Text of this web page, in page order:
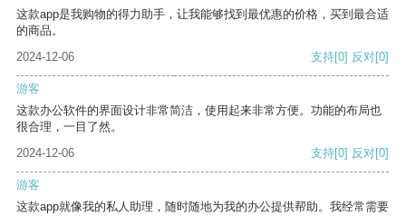
这款app是我购物的得力助手，让我能够找到最优惠的价格，买到最合适
的商品。
2024-12-06
支持[0] 反对[0]
游客
这款办公软件的界面设计非常简洁，使用起来非常方便。功能的布局也
很合理，一目了然。
2024-12-06
支持[0] 反对[0]
游客
这款app就像我的私人助理，随时随地为我的办公提供帮助。我经常需要